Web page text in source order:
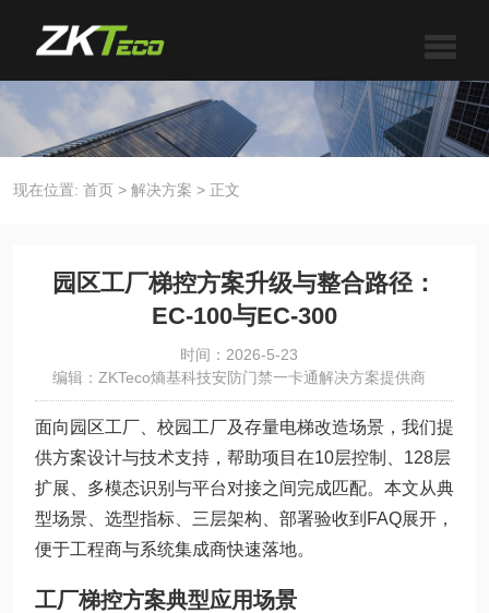
现在位置: 首页 > 解决方案 > 正文
园区工厂梯控方案升级与整合路径：
EC-100与EC-300
时间：2026-5-23
编辑：ZKTeco熵基科技安防门禁一卡通解决方案提供商
面向园区工厂、校园工厂及存量电梯改造场景，我们提
供方案设计与技术支持，帮助项目在10层控制、128层
扩展、多模态识别与平台对接之间完成匹配。本文从典
型场景、选型指标、三层架构、部署验收到FAQ展开，
便于工程商与系统集成商快速落地。
工厂梯控方案典型应用场景